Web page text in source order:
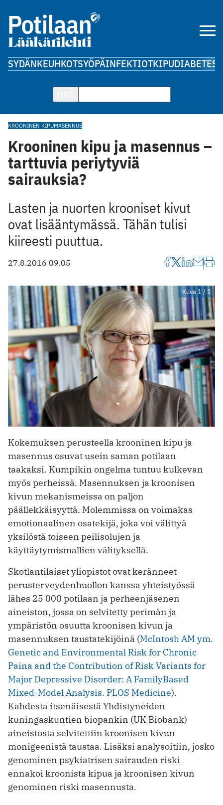
SYDÄNKEUHKOTSYÖPÄINFEKTIOTKIPUDIABETES
KROONINEN KIPUMASENNUS
Krooninen kipu ja masennus –
tarttuvia periytyviä
sairauksia?
Lasten ja nuorten krooniset kivut
ovat lisääntymässä. Tähän tulisi
kiireesti puuttua.
27.8.2016 09.05
Kuva 1 / 1
Kokemuksen perusteella krooninen kipu ja
masennus osuvat usein saman potilaan
taakaksi. Kumpikin ongelma tuntuu kulkevan
myös perheissä. Masennuksen ja kroonisen
kivun mekanismeissa on paljon
päällekkäisyyttä. Molemmissa on voimakas
emotionaalinen osatekijä, joka voi välittyä
yksilöstä toiseen peilisolujen ja
käyttäytymismallien välityksellä.
Skotlantilaiset yliopistot ovat keränneet
perusterveydenhuollon kanssa yhteistyössä
lähes 25 000 potilaan ja perheenjäsenen
aineiston, jossa on selvitetty perimän ja
ympäristön osuutta kroonisen kivun ja
masennuksen taustatekijöinä (McIntosh AM ym.
Genetic and Environmental Risk for Chronic
Paina and the Contribution of Risk Variants for
Major Depressive Disorder: A FamilyBased
Mixed-Model Analysis. PLOS Medicine).
Kahdesta itsenäisestä Yhdistyneiden
kuningaskuntien biopankin (UK Biobank)
aineistosta selvitettiin kroonisen kivun
monigeenistä taustaa. Lisäksi analysoitiin, josko
genominen psykiatrisen sairauden riski
ennakoi kroonista kipua ja kroonisen kivun
genominen riski masennusta.